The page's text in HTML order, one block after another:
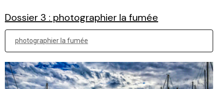
Dossier 3 : photographier la fumée
photographier la fumée